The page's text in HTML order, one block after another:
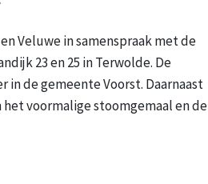
Veluwe in samenspraak met de
23 en 25 in Terwolde. De
de gemeente Voorst. Daarnaast
voormalige stoomgemaal en de